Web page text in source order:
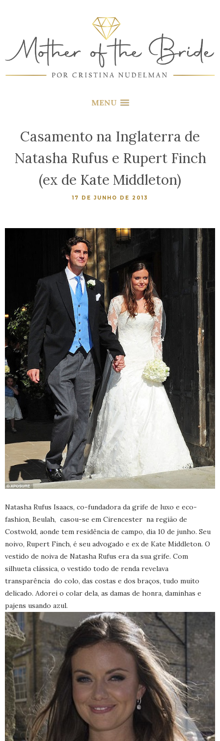
MENU
Casamento na Inglaterra de
Natasha Rufus e Rupert Finch
(ex de Kate Middleton)
17 DE JUNHO DE 2013
Natasha Rufus Isaacs, co-fundadora da grife de luxo e eco-
fashion, Beulah, casou-se em Cirencester na região de
Costwold, aonde tem residência de campo, dia 10 de junho. Seu
noivo, Rupert Finch, é seu advogado e ex de Kate Middleton. O
vestido de noiva de Natasha Rufus era da sua grife. Com
silhueta clássica, o vestido todo de renda revelava
transparência do colo, das costas e dos braços, tudo muito
delicado. Adorei o colar dela, as damas de honra, daminhas e
pajens usando azul.